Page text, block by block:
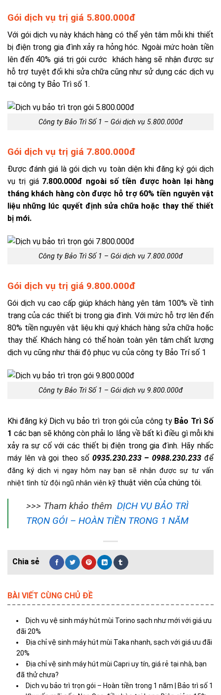
Gói dịch vụ trị giá 5.800.000đ
Với gói dịch vụ này khách hàng có thể yên tâm mỗi khi thiết
bị điện trong gia đình xảy ra hỏng hóc. Ngoài mức hoàn tiền
lên đến 40% giá trị gói cước khách hàng sẽ nhận được sự
hỗ trợ tuyệt đối khi sửa chữa cũng như sử dụng các dịch vụ
tại công ty Bảo Trì số 1.
Công ty Bảo Trì Số 1 – Gói dịch vụ 5.800.000đ
Gói dịch vụ trị giá 7.800.000đ
Được đánh giá là gói dịch vụ toàn diện khi đăng ký gói dịch
vụ trị giá7.800.000đ ngoài số tiền được hoàn lại hàng
tháng khách hàng còn được hỗ trợ 60% tiền nguyên vật
liệu những lúc quyết định sửa chữa hoặc thay thế thiết
bị mới.
Công ty Bảo Trì Số 1 – Gói dịch vụ 7.800.000đ
Gói dịch vụ trị giá 9.800.000đ
Gói dịch vụ cao cấp giúp khách hàng yên tâm 100% về tình
trạng của các thiết bị trong gia đình. Với mức hỗ trợ lên đến
80% tiền nguyên vật liệu khi quý khách hàng sửa chữa hoặc
thay thế. Khách hàng có thể hoàn toàn yên tâm chất lượng
dịch vụ cũng như thái độ phục vụ của công ty Bảo Trí số 1
Công ty Bảo Trì Số 1 – Gói dịch vụ 9.800.000đ
Khi đăng ký Dịch vụ bảo trì trọn gói của công ty Bảo Trì Số
1 các bạn sẽ không còn phải lo lắng về bất kì điều gì mỗi khi
xảy ra sự cố với các thiết bị điện trong gia đình. Hãy nhấc
máy lên và gọi theo số 0935.230.233 – 0988.230.233để
đăng ký dịch vị ngay hôm nay bạn sẽ nhận được sự tư vấn
nhiệt tình từ đội ngũ nhân viên kỹ thuật viên của chúng tôi.
>>> Tham khảo thêm DỊCH VỤ BẢO TRÌ
TRỌN GÓI – HOÀN TIỀN TRONG 1 NĂM
BÀI VIẾT CÙNG CHỦ ĐỀ
Dịch vụ vệ sinh máy hút mùi Torino sạch như mới với giá ưu
đãi 20%
Địa chỉ vệ sinh máy hút mùi Taka nhanh, sạch với giá ưu đãi
20%
Địa chỉ vệ sinh máy hút mùi Capri uy tín, giá rẻ tại nhà, bạn
đã thử chưa?
Dịch vụ bảo trì trọn gói – Hoàn tiền trong 1 năm | Bảo trì số 1